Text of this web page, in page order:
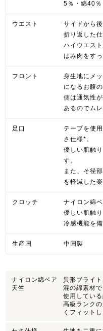
5％・綿40
ウエスト
サイドから
折り返した仕
ハイウエス
はみ肉をす
フロント
身生地にメ
になるお腹
側は通気性
あるのでム
足口
テープを使
さ仕様*。
優しい肌触
す。
また、そ径
を軽減した
クロッチ
ナイロン綿
優しい肌触
冷感機能を
生産国 中国製
ナイロン綿ベア
天竺
異形ブライ
混の綿素材
使用してい
高級ランク
くフィットし